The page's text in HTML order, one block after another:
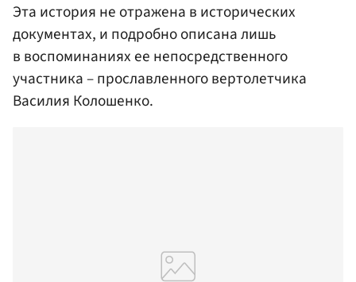
Эта история не отражена в исторических
документах, и подробно описана лишь
в воспоминаниях ее непосредственного
участника – прославленного вертолетчика
Василия Колошенко.